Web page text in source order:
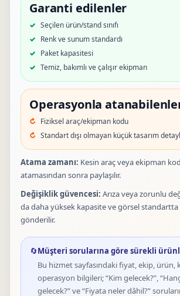
Garanti edilenler
Seçilen ürün/stand sınıfı
Renk ve sunum standardı
Paket kapasitesi
Temiz, bakımlı ve çalışır ekipman
Operasyonla
Fiziksel araç/ekipman kodu
Standart dışı olmayan küçük tasarım
Atama zamanı: Kesin araç veya ekipman
atamasından sonra paylaşılır.
Değişiklik güvencesi: Arıza veya zorunlu
da daha yüksek kapasite ve görsel
gönderilir.
🔄Müşteri sorularına göre sürekli
Bu hizmet sayfasındaki fiyat, ekip, ürün,
operasyon bilgileri; “Kim gelecek?”,
gelecek?” ve “Fiyata neler dâhil?”